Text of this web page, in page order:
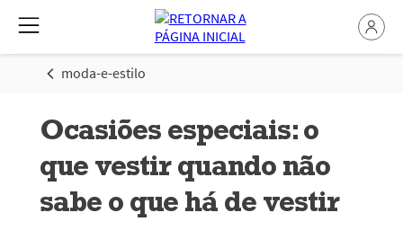
moda-e-estilo
Ocasiões especiais: o
que vestir quando não
sabe o que há de vestir